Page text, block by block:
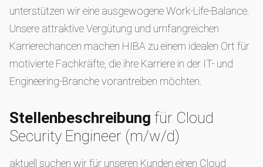
unterstützen wir eine ausgewogene Work-Life-Balance.
Unsere attraktive Vergütung und umfangreichen
Karrierechancen machen HIBA zu einem idealen Ort für
motivierte Fachkräfte, die ihre Karriere in der IT- und
Engineering-Branche vorantreiben möchten.
Stellenbeschreibung für Cloud
Security Engineer (m/w/d)
aktuell suchen wir für unseren Kunden einen Cloud